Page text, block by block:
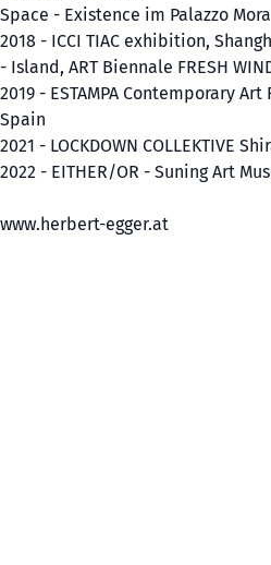
Space - Existence im Palazzo Mora
2018 - ICCI TIAC exhibition,
- Island, ART Biennale FRESH
2019 - ESTAMPA Contemporary
Spain
2021 - LOCKDOWN COLLEKTIVE
2022 - EITHER/OR - Suning Art
www.herbert-egger.at